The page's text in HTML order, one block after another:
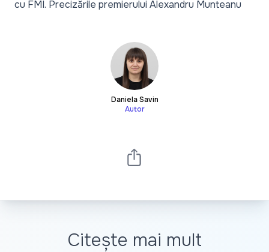
cu FMI. Precizările premierului Alexandru Munteanu
Daniela Savin
Autor
Citește mai mult